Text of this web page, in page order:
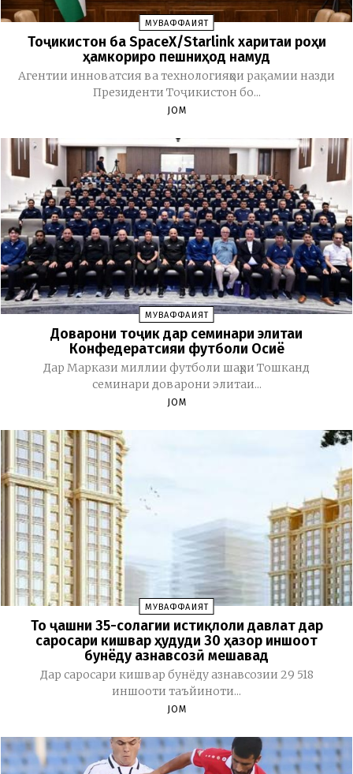
МУВАФФАҚИЯТ
Тоҷикистон ба SpaceX/Starlink харитаи роҳи
ҳамкориро пешниҳод намуд
Агентии инноватсия ва технологияҳои рақамии назди
Президенти Тоҷикистон бо...
JOM
МУВАФФАҚИЯТ
Доварони тоҷик дар семинари элитаи
Конфедератсияи футболи Осиё
Дар Маркази миллии футболи шаҳри Тошканд
семинари доварони элитаи...
JOM
МУВАФФАҚИЯТ
То ҷашни 35-солагии истиқлоли давлат дар
саросари кишвар ҳудуди 30 ҳазор иншоот
бунёду азнавсозӣ мешавад
Дар саросари кишвар бунёду азнавсозии 29 518
иншооти таъйиноти...
JOM